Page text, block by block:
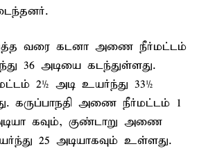
வரை கடனா அணை நீர்மட்டம்
36 அடியை கடந்துள்ளது.
2½ அடி உயர்ந்து 33½
கருப்பாநதி அணை நீர்மட்டம் 1
கவும், குண்டாறு அணை
25 அடியாகவும் உள்ளது.